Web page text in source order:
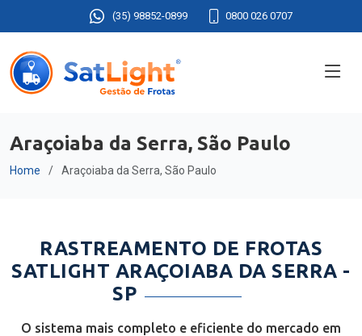
(35) 98852-0899 0800 026 0707
Araçoiaba da Serra, São Paulo
Home Araçoiaba da Serra, São Paulo
RASTREAMENTO DE FROTAS
SATLIGHT ARAÇOIABA DA SERRA -
SP
O sistema mais completo e eficiente do mercado em